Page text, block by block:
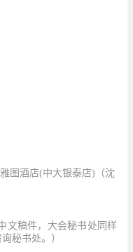
图酒店(中大银泰店) （沈
文稿件，大会秘书处同样
秘书处。 ）